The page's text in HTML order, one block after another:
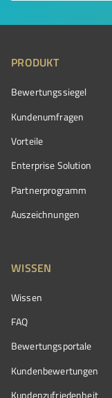
PRODUKT
Bewertungssiegel
Kundenumfragen
Vorteile
Enterprise Solution
Partnerprogramm
Auszeichnungen
WISSEN
Wissen
FAQ
Bewertungsportale
Kundenbewertungen
Kundenzufriedenheit